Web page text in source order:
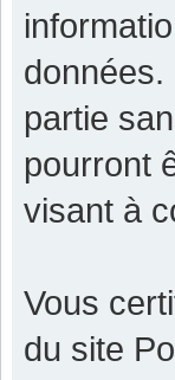
partie
pourront
visant à
Vous
du site